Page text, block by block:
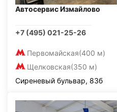
Автосервис Измайлово
+7 (495) 021-25-26
Первомайская(400 м)
Щелковская(350 м)
Сиреневый бульвар, 83б